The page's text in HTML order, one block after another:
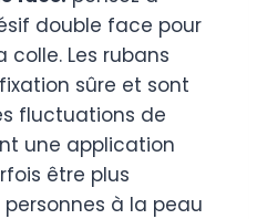
double face pour
Les rubans
sûre et sont
fluctuations de
une application
être plus
à la peau